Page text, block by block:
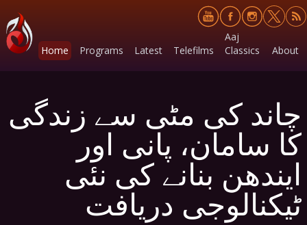
Home Programs Latest Telefilms
Aaj
Classics
About
چاند کی مٹی سے زندگی
کا سامان، پانی اور
ایندھن بنانے کی نئی
ٹیکنالوجی دریافت